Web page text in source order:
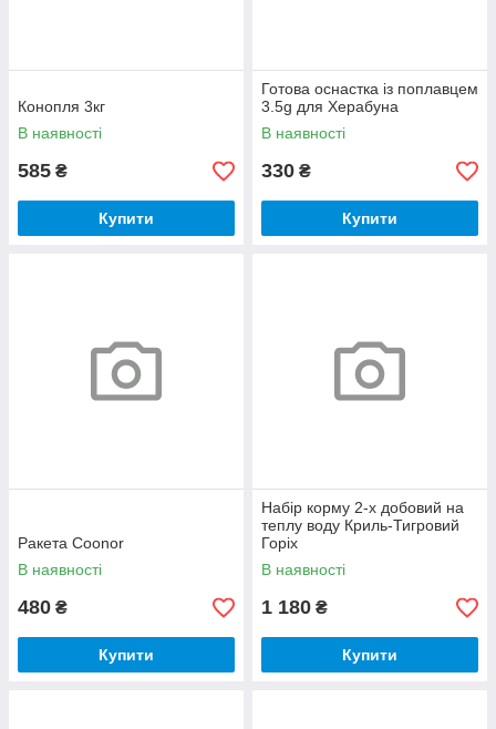
Конопля 3кг
В наявності
585 ₴
Купити
Готова оснастка із поплавцем
3.5g для Херабуна
В наявності
330 ₴
Купити
Ракета Coonor
В наявності
480 ₴
Купити
Набір корму 2-х добовий на
теплу воду Криль-Тигровий
Горіх
В наявності
1 180 ₴
Купити